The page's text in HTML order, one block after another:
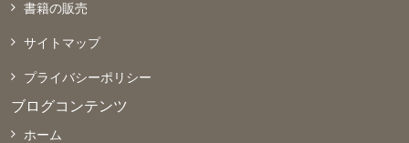
書籍の販売
サイトマップ
プライバシーポリシー
ブログコンテンツ
ホーム